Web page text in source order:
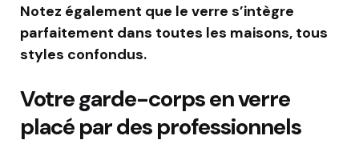
Notez également que le verre s’intègre
parfaitement dans toutes les maisons, tous
styles confondus.
Votre garde-corps en verre
placé par des professionnels